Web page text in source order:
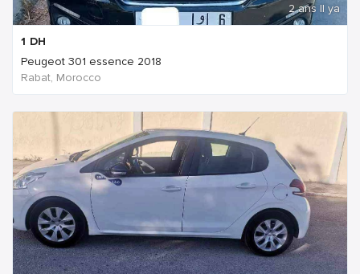
2 ans Il ya
1 DH
Peugeot 301 essence 2018
Rabat, Morocco